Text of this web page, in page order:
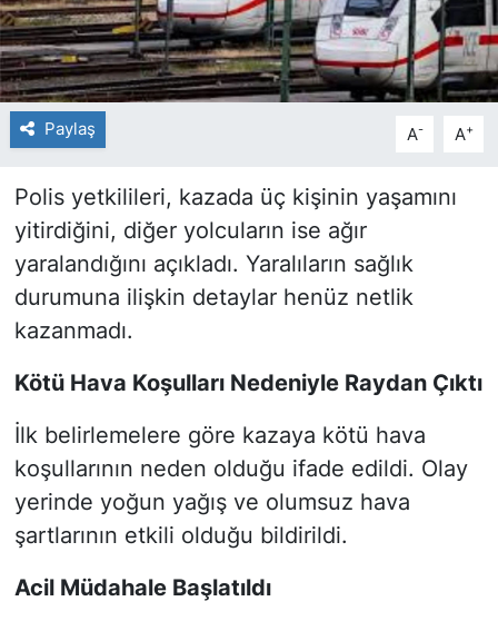
Paylaş A- A+
Polis yetkilileri, kazada üç kişinin yaşamını
yitirdiğini, diğer yolcuların ise ağır
yaralandığını açıkladı. Yaralıların sağlık
durumuna ilişkin detaylar henüz netlik
kazanmadı.
Kötü Hava Koşulları Nedeniyle Raydan Çıktı
İlk belirlemelere göre kazaya kötü hava
koşullarının neden olduğu ifade edildi. Olay
yerinde yoğun yağış ve olumsuz hava
şartlarının etkili olduğu bildirildi.
Acil Müdahale Başlatıldı